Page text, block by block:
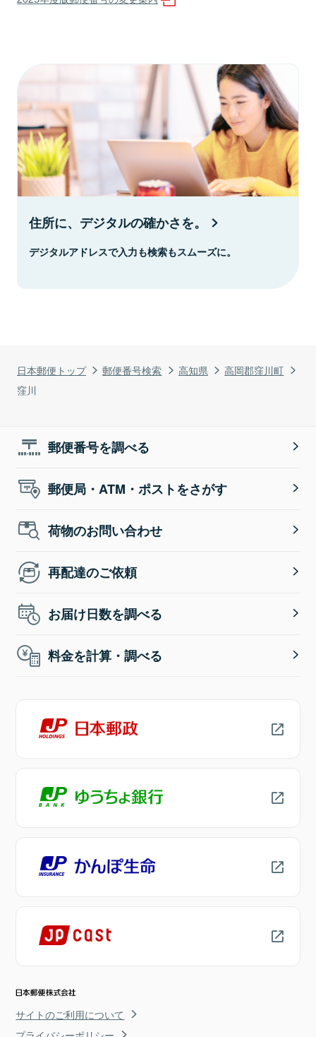
日本郵便トップ 郵便番号検索 高知県
高岡郡窪川町
窪川
住所に、デジタルの確かさを。
デジタルアドレスで入力も検索もスムーズに。
郵便番号を調べる
郵便局・ATM・ポストをさがす
荷物のお問い合わせ
再配達のご依頼
お届け日数を調べる
料金を計算・調べる
サイトのご利用について